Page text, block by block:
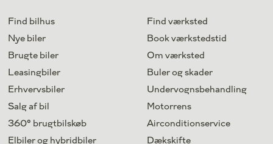
Find bilhus
Nye biler
Brugte biler
Leasingbiler
Erhvervsbiler
Salg af bil
360° brugtbilskøb
Elbiler og hybridbiler
Find værksted
Book værkstedstid
Om værksted
Buler og skader
Undervognsbehandling
Motorrens
Airconditionservice
Dækskifte